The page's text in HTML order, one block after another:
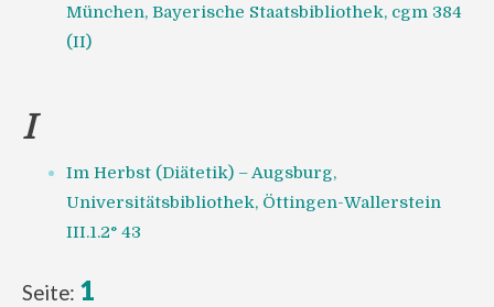
München, Bayerische Staatsbibliothek, cgm 384
(II)
I
Im Herbst (Diätetik) – Augsburg,
Universitätsbibliothek, Öttingen-Wallerstein
III.1.2° 43
Seite: 1